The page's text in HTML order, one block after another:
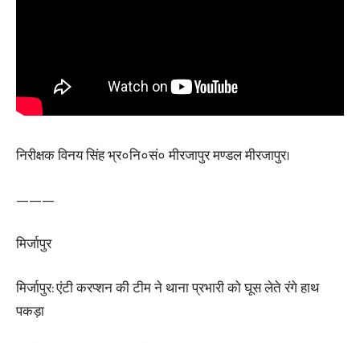
निरीक्षक विनय सिंह भ्र०नि०सं० मीरजापुर मण्डल मीरजापुर।
———
मिर्जापुर
मिर्जापुर: एंटी करप्शन की टीम ने थाना प्रभारी को घूस लेते रंगे हाथ
पकड़ा